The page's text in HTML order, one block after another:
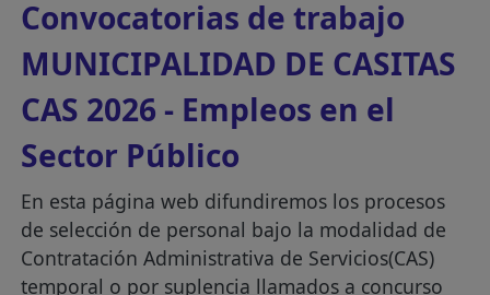
Convocatorias de trabajo
MUNICIPALIDAD DE CASITAS
CAS 2026 - Empleos en el
Sector Público
En esta página web difundiremos los procesos
de selección de personal bajo la modalidad de
Contratación Administrativa de Servicios(CAS)
temporal o por suplencia llamados a concurso